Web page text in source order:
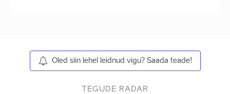
Oled siin lehel leidnud vigu? Saada teade!
TEGUDE RADAR